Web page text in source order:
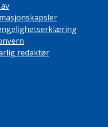
redaktør